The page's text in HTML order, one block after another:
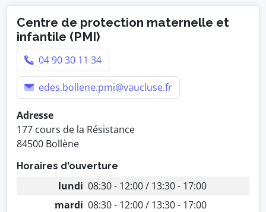
Centre de protection maternelle et
infantile (PMI)
04 90 30 11 34
edes.bollene.pmi@vaucluse.fr
Adresse
177 cours de la Résistance
84500 Bollène
Horaires d'ouverture
lundi 08:30 - 12:00 / 13:30 - 17:00
mardi 08:30 - 12:00 / 13:30 - 17:00